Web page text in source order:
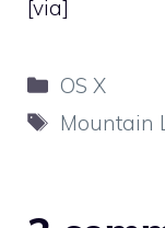
[via]
Categorie
OS X
Tag
Mountain